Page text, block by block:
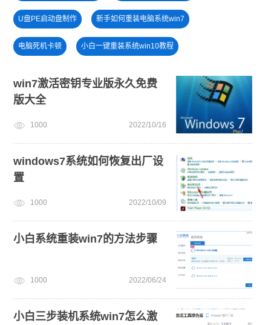
U盘PE启动盘制作 新手如何重装电脑系统win7
电脑死机卡顿 小白一键重装系统win10教程
win10升级win11 windows11教程
安装win10系统 win7系统安装教程
u盘一键重装系统win10 32位
win7激活密钥专业版永久免费
版大全
1000 2022/10/16
windows7系统如何恢复出厂设
置
1000 2022/10/09
小白系统重装win7的方法步骤
1000 2022/06/24
小白三步装机系统win7怎么激